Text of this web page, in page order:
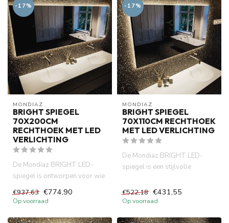
-17%
MONDIAZ
BRIGHT SPIEGEL
70X200CM
RECHTHOEK MET LED
VERLICHTING
De Mondiaz BRIGHT LED-
spiegel is ontworpen voor wie
houdt van eenvoudigheid met
...
€937,63 €774,90
Op voorraad
-17%
MONDIAZ
BRIGHT SPIEGEL
70X110CM RECHTHOEK
MET LED VERLICHTING
De Mondiaz BRIGHT LED-
spiegel is een stijlvolle
LED-...
€522,18 €431,55
Op voorraad